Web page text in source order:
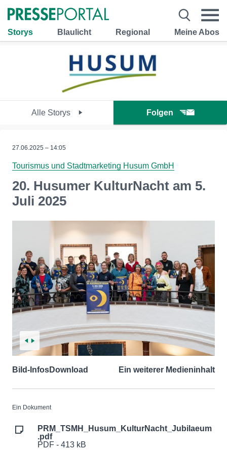
Storys Blaulicht Regional Meine Abos
Alle Storys Folgen
27.06.2025 – 14:05
Tourismus und Stadtmarketing Husum GmbH
20. Husumer KulturNacht am 5.
Juli 2025
Bild-InfosDownload Ein weiterer Medieninhalt
Ein Dokument
PRM_TSMH_Husum_KulturNacht_Jubilaeum
.pdf
PDF - 413 kB